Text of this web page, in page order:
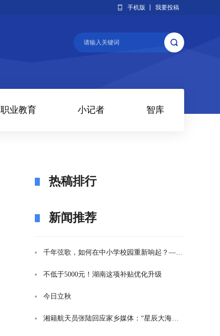
手机版 我要投稿
职业教育 小记者 智库
热稿排行
新闻推荐
千年弦歌，如何在中小学校园重新响起？——湖南首届中小学书院制建设研讨会观察
不低于5000元！湖南这项补贴优化升级
今日立秋
湘籍航天员张陆回应家乡媒体：“星辰大海是一群人的长征”